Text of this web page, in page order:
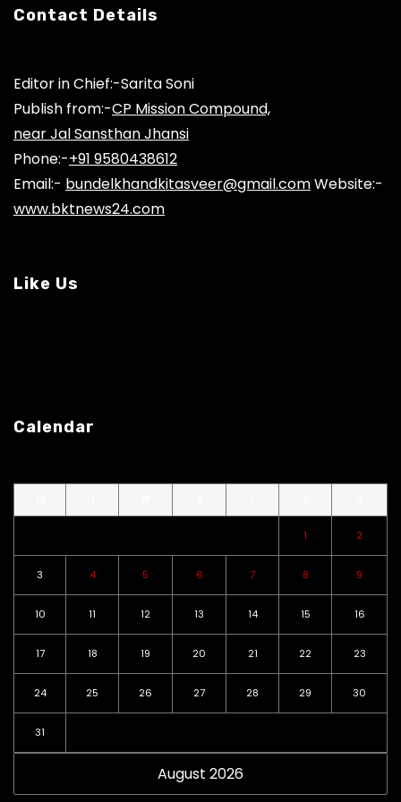
Contact Details
Editor in Chief:-Sarita Soni
Publish from:-CP Mission Compound,
near Jal Sansthan Jhansi
Phone:-+91 9580438612
Email:- bundelkhandkitasveer@gmail.comWebsite:-
www.bktnews24.com
Like Us
Calendar
August 2026
1 2
3 4 5 6 7 8 9
10 11 12 13 14 15 16
17 18 19 20 21 22 23
24 25 26 27 28 29 30
31